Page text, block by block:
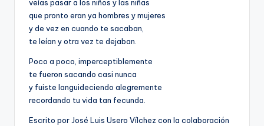
veías pasar a los niños y las niñas
que pronto eran ya hombres y mujeres
y de vez en cuando te sacaban,
te leían y otra vez te dejaban.
Poco a poco, imperceptiblemente
te fueron sacando casi nunca
y fuiste languideciendo alegremente
recordando tu vida tan fecunda.
Escrito por José Luis Usero Vílchez con la colaboración